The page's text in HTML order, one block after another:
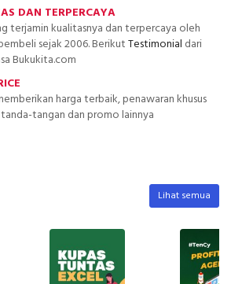
DAN TERPERCAYA
terjamin kualitasnya dan terpercaya oleh
sejak 2006. BerikutTestimonial dari
Bukukita.com
harga terbaik, penawaran khusus
tangan dan promo lainnya
Lihat semua